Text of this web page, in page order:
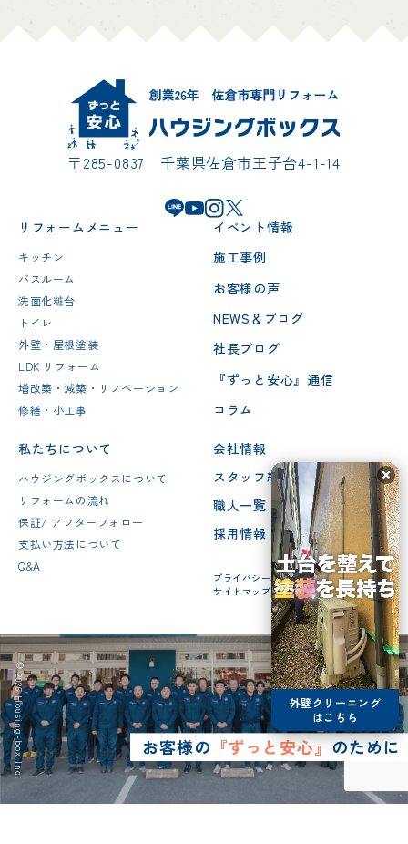
〒285-0837 千葉県佐倉市王子台4-1-14
リフォームメニュー
キッチン
バスルーム
洗面化粧台
トイレ
外壁・屋根塗装
LDK リフォーム
増改築・減築・リノベーション
修繕・小工事
イベント情報
施工事例
お客様の声
NEWS＆ブログ
社長ブログ
『ずっと安心』通信
コラム
私たちについて
ハウジングボックスについて
リフォームの流れ
保証/ アフターフォロー
支払い方法について
Q&A
会社情報
スタッフ紹介
職人一覧
採用情報
プライバシーポリシー
サイトマップ
お客様の 『ずっと安心』のために
© 2026 Housing-box Inc.
外壁クリーニング
はこちら